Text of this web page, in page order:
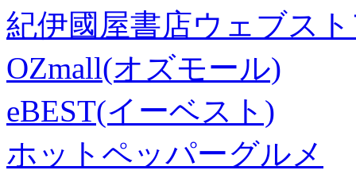
紀伊國屋書店ウェブス
OZmall(オズモール)
eBEST(イーベスト)
ホットペッパーグルメ